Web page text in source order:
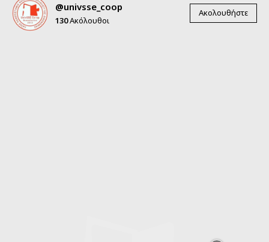
@univsse_coop
130Ακόλουθοι
Ακολουθήστε